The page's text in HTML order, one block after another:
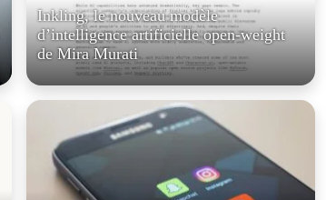
Inkling, le nouveau modèle
d’intelligence artificielle open-weight
de Mira Murati